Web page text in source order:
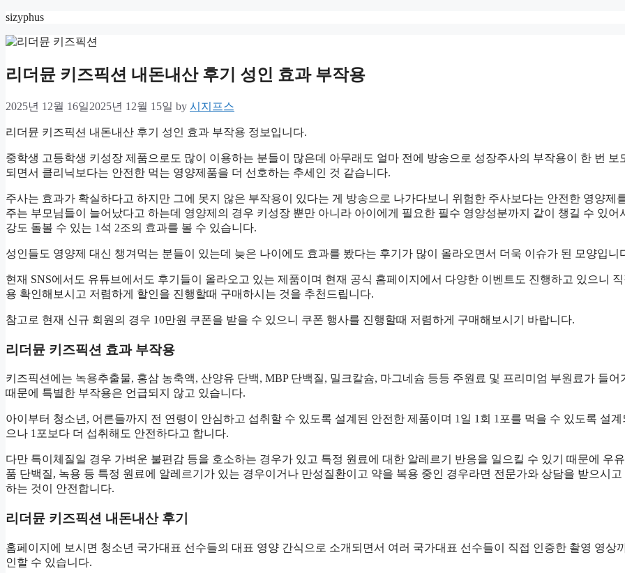
Skip
content
sizyphus
리더뮨 키즈픽션 내돈내산 후기 성인 효과 부작용
2025년 12월 16일2025년 12월 15일 by 시지프스
리더뮨 키즈픽션 내돈내산 후기 성인 효과 부작용 정보입니다.
중학생 고등학생 키성장 제품으로도 많이 이용하는 분들이 많은데 아무래도 얼마 전에 방송으로 성장주사의 부작용이 한 번 보
되면서 클리닉보다는 안전한 먹는 영양제품을 더 선호하는 추세인 것 같습니다.
주사는 효과가 확실하다고 하지만 그에 못지 않은 부작용이 있다는 게 방송으로 나가다보니 위험한 주사보다는 안전한 영양제
주는 부모님들이 늘어났다고 하는데 영양제의 경우 키성장 뿐만 아니라 아이에게 필요한 필수 영양성분까지 같이 챙길 수 있어
강도 돌볼 수 있는 1석 2조의 효과를 볼 수 있습니다.
성인들도 영양제 대신 챙겨먹는 분들이 있는데 늦은 나이에도 효과를 봤다는 후기가 많이 올라오면서 더욱 이슈가 된 모양입니
현재 SNS에서도 유튜브에서도 후기들이 올라오고 있는 제품이며 현재 공식 홈페이지에서 다양한 이벤트도 진행하고 있으니 직
용 확인해보시고 저렴하게 할인을 진행할때 구매하시는 것을 추천드립니다.
참고로 현재 신규 회원의 경우 10만원 쿠폰을 받을 수 있으니 쿠폰 행사를 진행할때 저렴하게 구매해보시기 바랍니다.
리더뮨 키즈픽션 효과 부작용
키즈픽션에는 녹용추출물, 홍삼 농축액, 산양유 단백, MBP 단백질, 밀크칼슘, 마그네슘 등등 주원료 및 프리미엄 부원료가 들어
때문에 특별한 부작용은 언급되지 않고 있습니다.
아이부터 청소년, 어른들까지 전 연령이 안심하고 섭취할 수 있도록 설계된 안전한 제품이며 1일 1회 1포를 먹을 수 있도록 설계
으나 1포보다 더 섭취해도 안전하다고 합니다.
다만 특이체질일 경우 가벼운 불편감 등을 호소하는 경우가 있고 특정 원료에 대한 알레르기 반응을 일으킬 수 있기 때문에 우유
품 단백질, 녹용 등 특정 원료에 알레르기가 있는 경우이거나 만성질환이고 약을 복용 중인 경우라면 전문가와 상담을 받으시고
하는 것이 안전합니다.
리더뮨 키즈픽션 내돈내산 후기
홈페이지에 보시면 청소년 국가대표 선수들의 대표 영양 간식으로 소개되면서 여러 국가대표 선수들이 직접 인증한 촬영 영상
인할 수 있습니다.